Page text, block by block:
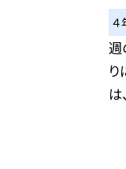
４
週
り
は